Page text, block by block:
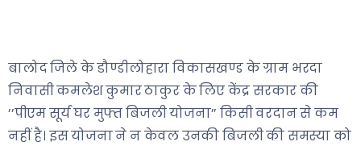
बालोद जिले के डौण्डीलोहारा विकासखण्ड के ग्राम भरदा
निवासी कमलेश कुमार ठाकुर के लिए केंद्र सरकार की
’’पीएम सूर्य घर मुफ्त बिजली योजना’’ किसी वरदान से कम
नहीं है। इस योजना ने न केवल उनकी बिजली की समस्या को